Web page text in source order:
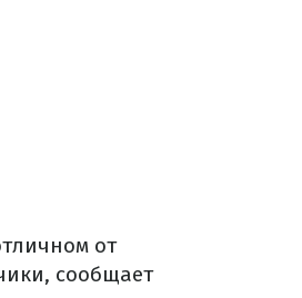
от
сообщает